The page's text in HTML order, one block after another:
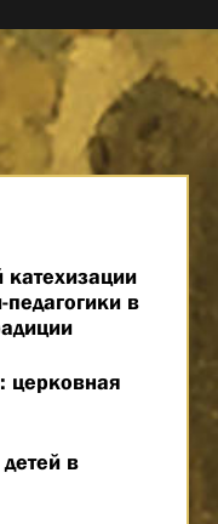
катехизации
в
церковная
в